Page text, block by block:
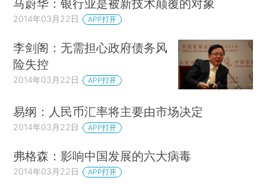
马蔚华：银行业是被新技术颠覆的对象
2014年03月22日 APP打开
李剑阁：无需担心政府债务风
险失控
2014年03月22日 APP打开
易纲：人民币汇率将主要由市场决定
2014年03月22日 APP打开
弗格森：影响中国发展的六大病毒
2014年03月22日 APP打开